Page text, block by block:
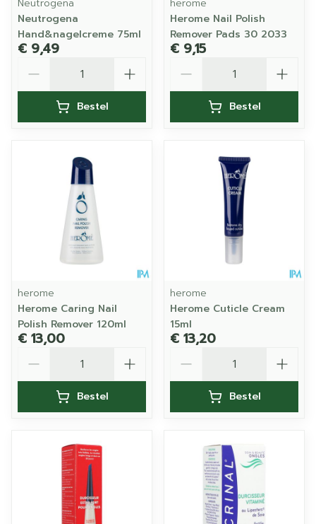
Neutrogena
Neutrogena
Hand&nagelcreme 75ml
€ 9,49
Bestel
herome
Herome Nail Polish
Remover Pads 30 2033
€ 9,15
Bestel
herome
Herome Caring Nail
Polish Remover 120ml
€ 13,00
Bestel
herome
Herome Cuticle Cream
15ml
€ 13,20
Bestel